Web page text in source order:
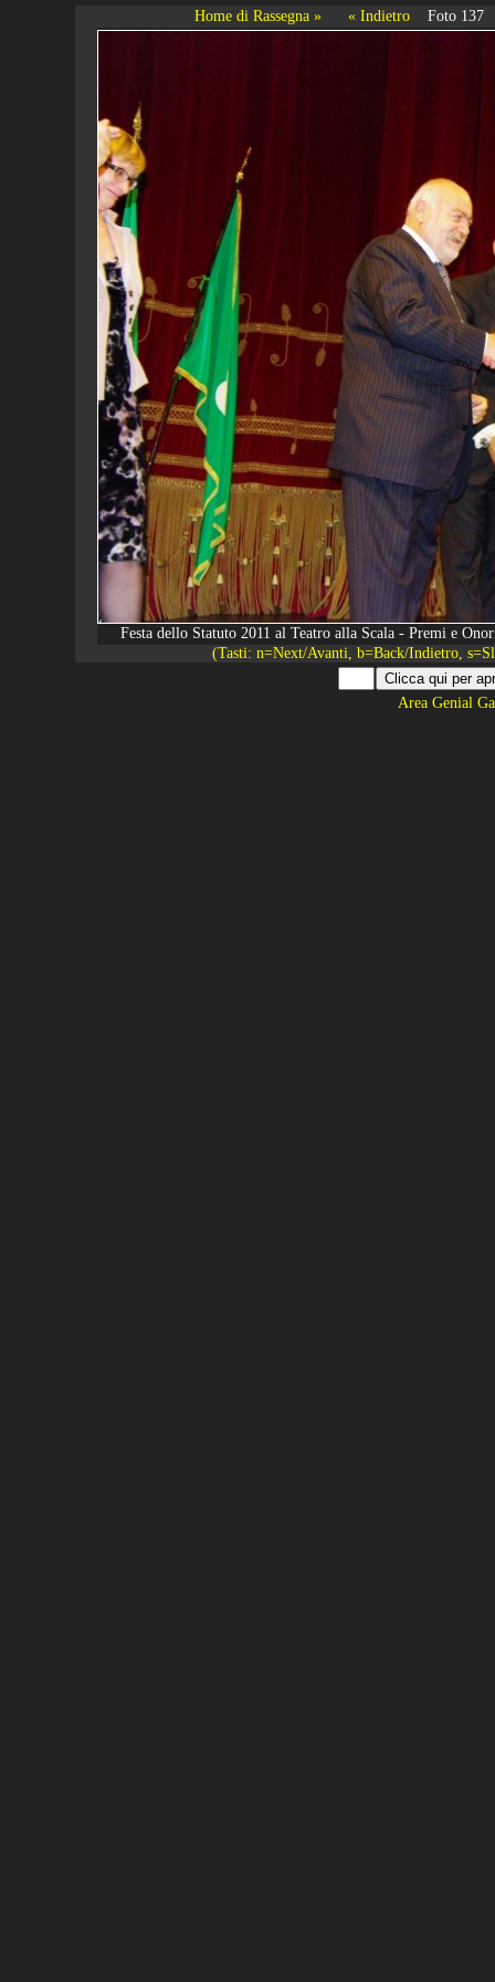
Home di Rassegna » « Indietro Foto 137
Festa dello Statuto 2011 al Teatro alla Scala - Premi e
(Tasti: n=Next/Avanti, b=Back/Indietro,
Area Genial